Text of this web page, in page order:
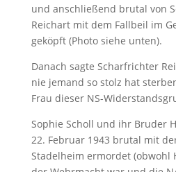
und anschließend brutal von
Reichart mit dem Fallbeil im
geköpft (Photo siehe unten).
Danach sagte Scharfrichter
nie jemand so stolz hat
Frau dieser NS-
Sophie Scholl und ihr Bruder
22. Februar 1943 brutal mit
Stadelheim ermordet (obwohl